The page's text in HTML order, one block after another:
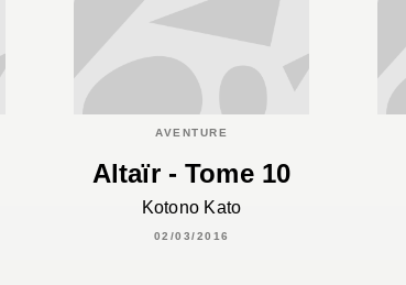
AVENTURE
Altaïr - Tome 10
Kotono Kato
02/03/2016